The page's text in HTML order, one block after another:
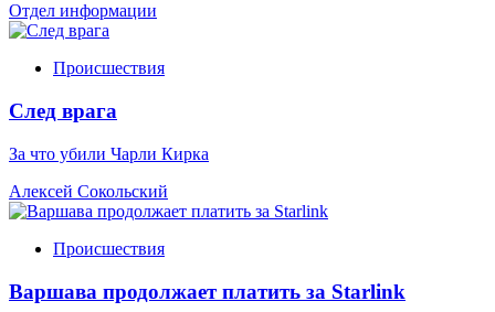
Отдел информации
Происшествия
След врага
За что убили Чарли Кирка
Алексей Сокольский
Происшествия
Варшава продолжает платить за Starlink